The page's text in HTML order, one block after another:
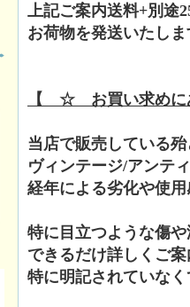
上記ご案内送料+別
お荷物を発送いたし
【 ☆ お買い求め
当店で販売している
ヴィンテージ/アンテ
経年による劣化や使
特に目立つような傷
できるだけ詳しくご
特に明記されていな